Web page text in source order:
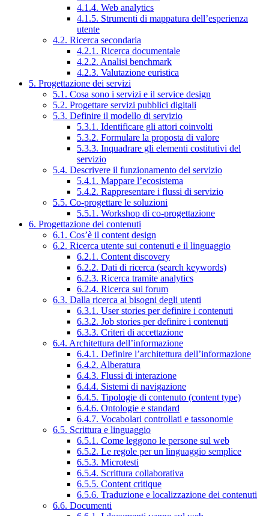
4.1.4. Web analytics
4.1.5. Strumenti di mappatura dell’esperienza
utente
4.2. Ricerca secondaria
4.2.1. Ricerca documentale
4.2.2. Analisi benchmark
4.2.3. Valutazione euristica
5. Progettazione dei servizi
5.1. Cosa sono i servizi e il service design
5.2. Progettare servizi pubblici digitali
5.3. Definire il modello di servizio
5.3.1. Identificare gli attori coinvolti
5.3.2. Formulare la proposta di valore
5.3.3. Inquadrare gli elementi costitutivi del
servizio
5.4. Descrivere il funzionamento del servizio
5.4.1. Mappare l’ecosistema
5.4.2. Rappresentare i flussi di servizio
5.5. Co-progettare le soluzioni
5.5.1. Workshop di co-progettazione
6. Progettazione dei contenuti
6.1. Cos’è il content design
6.2. Ricerca utente sui contenuti e il linguaggio
6.2.1. Content discovery
6.2.2. Dati di ricerca (search keywords)
6.2.3. Ricerca tramite analytics
6.2.4. Ricerca sui forum
6.3. Dalla ricerca ai bisogni degli utenti
6.3.1. User stories per definire i contenuti
6.3.2. Job stories per definire i contenuti
6.3.3. Criteri di accettazione
6.4. Architettura dell’informazione
6.4.1. Definire l’architettura dell’informazione
6.4.2. Alberatura
6.4.3. Flussi di interazione
6.4.4. Sistemi di navigazione
6.4.5. Tipologie di contenuto (content type)
6.4.6. Ontologie e standard
6.4.7. Vocabolari controllati e tassonomie
6.5. Scrittura e linguaggio
6.5.1. Come leggono le persone sul web
6.5.2. Le regole per un linguaggio semplice
6.5.3. Microtesti
6.5.4. Scrittura collaborativa
6.5.5. Content critique
6.5.6. Traduzione e localizzazione dei contenuti
6.6. Documenti